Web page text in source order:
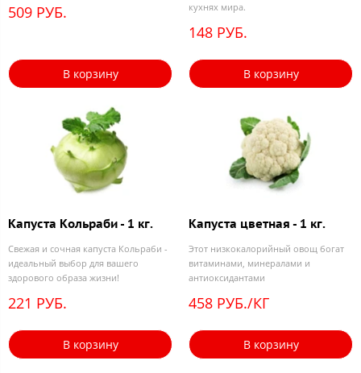
509 РУБ.
В корзину
кухнях мира.
148 РУБ.
В корзину
Капуста Кольраби - 1 кг.
Свежая и сочная капуста Кольраби -
идеальный выбор для вашего
здорового образа жизни!
221 РУБ.
В корзину
Капуста цветная - 1 кг.
Этот низкокалорийный овощ богат
витаминами, минералами и
антиоксидантами
458 РУБ./КГ
В корзину